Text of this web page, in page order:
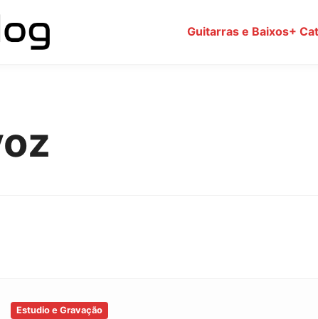
Guitarras e Baixos+
Estudio e Gravação